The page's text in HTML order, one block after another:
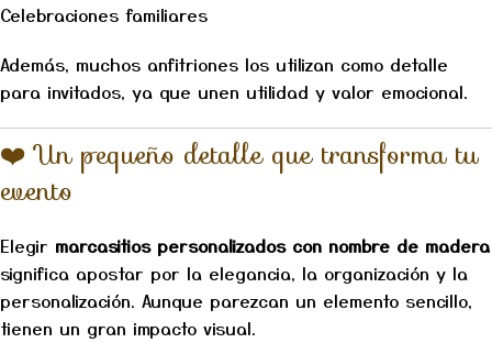
Celebraciones familiares
Además, muchos anfitriones los utilizan como detalle
para invitados, ya que unen utilidad y valor emocional.
❤️ Un pequeño detalle que transforma tu
evento
Elegir marcasitios personalizados con nombre de madera
significa apostar por la elegancia, la organización y la
personalización. Aunque parezcan un elemento sencillo,
tienen un gran impacto visual.